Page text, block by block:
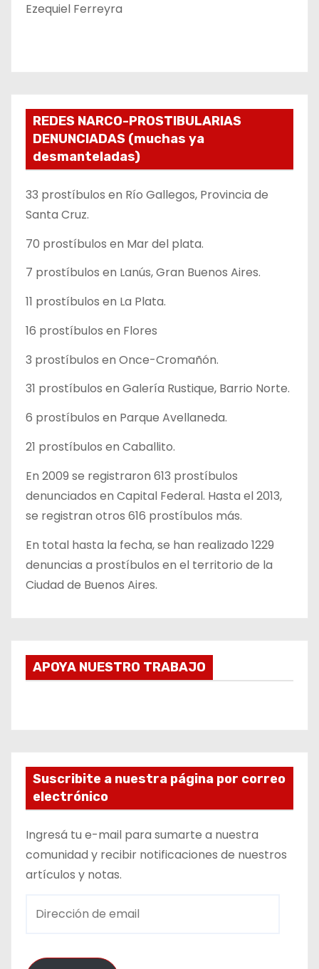
Ezequiel Ferreyra
REDES NARCO-PROSTIBULARIAS
DENUNCIADAS (muchas ya
desmanteladas)
33 prostíbulos en Río Gallegos, Provincia de
Santa Cruz.
70 prostíbulos en Mar del plata.
7 prostíbulos en Lanús, Gran Buenos Aires.
11 prostíbulos en La Plata.
16 prostíbulos en Flores
3 prostíbulos en Once-Cromañón.
31 prostíbulos en Galería Rustique, Barrio Norte.
6 prostíbulos en Parque Avellaneda.
21 prostíbulos en Caballito.
En 2009 se registraron 613 prostíbulos
denunciados en Capital Federal. Hasta el 2013,
se registran otros 616 prostíbulos más.
En total hasta la fecha, se han realizado 1229
denuncias a prostíbulos en el territorio de la
Ciudad de Buenos Aires.
APOYA NUESTRO TRABAJO
Suscribite a nuestra página por correo
electrónico
Ingresá tu e-mail para sumarte a nuestra
comunidad y recibir notificaciones de nuestros
artículos y notas.
e